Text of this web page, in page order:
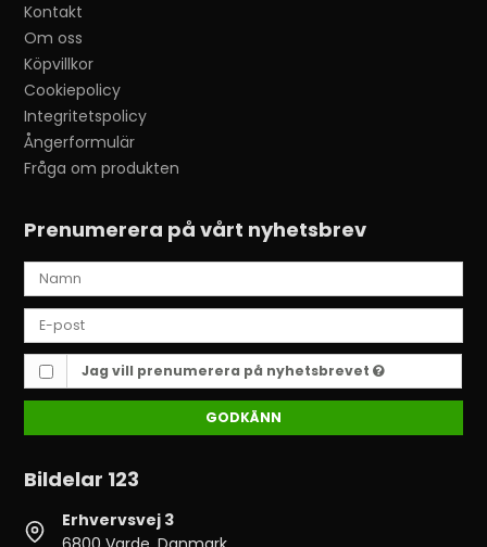
Kontakt
Om oss
Köpvillkor
Cookiepolicy
Integritetspolicy
Ångerformulär
Fråga om produkten
Prenumerera på vårt nyhetsbrev
Jag vill prenumerera på nyhetsbrevet
GODKÄNN
Bildelar 123
Erhvervsvej 3